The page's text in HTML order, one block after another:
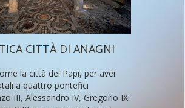
CITTÀ DI ANAGNI
la città dei Papi, per aver
a quattro pontefici
III, Alessandro IV, Gregorio IX